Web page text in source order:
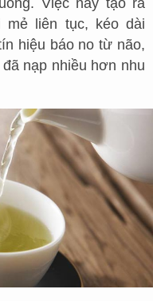
Việc này tạo ra
liên tục, kéo dài
hiệu báo no từ não,
nạp nhiều hơn nhu